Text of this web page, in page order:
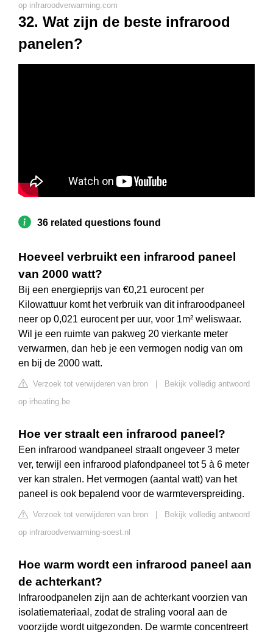
op infraroodverwarming.com
32. Wat zijn de beste infrarood
panelen?
36 related questions found
Hoeveel verbruikt een infrarood paneel
van 2000 watt?
Bij een energieprijs van €0,21 eurocent per
Kilowattuur komt het verbruik van dit infraroodpaneel
neer op 0,021 eurocent per uur, voor 1m² weliswaar.
Wil je een ruimte van pakweg 20 vierkante meter
verwarmen, dan heb je een vermogen nodig van om
en bij de 2000 watt.
Verzoek tot verwijderen van bron
Bekijk volledig antwoord
op irheating.be
Hoe ver straalt een infrarood paneel?
Een infrarood wandpaneel straalt ongeveer 3 meter
ver, terwijl een infrarood plafondpaneel tot 5 à 6 meter
ver kan stralen. Het vermogen (aantal watt) van het
paneel is ook bepalend voor de warmteverspreiding.
Verzoek tot verwijderen van bron
Bekijk volledig antwoord
op infraroodverwarming-soest.nl
Hoe warm wordt een infrarood paneel aan
de achterkant?
Infraroodpanelen zijn aan de achterkant voorzien van
isolatiemateriaal, zodat de straling vooral aan de
voorzijde wordt uitgezonden. De warmte concentreert